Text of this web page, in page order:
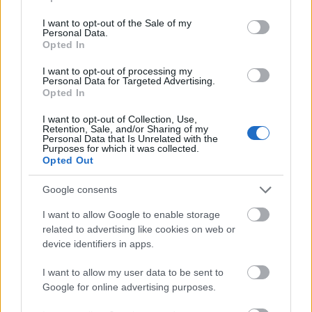
use your data for below specified purposes in below Google
consent section.
I want to opt-out of the Sale of my
Personal Data.
Opted In
I want to opt-out of processing my
Personal Data for Targeted Advertising.
Opted In
I want to opt-out of Collection, Use,
Retention, Sale, and/or Sharing of my
Personal Data that Is Unrelated with the
Purposes for which it was collected.
Opted Out
Google consents
I want to allow Google to enable storage
related to advertising like cookies on web or
device identifiers in apps.
I want to allow my user data to be sent to
Google for online advertising purposes.
L
,
XL
Οδηγός Μεγεθών
Οδηγός Μεγεθών
Μέγεθος Στήθος (cm) Περιφέρεια (cm)
90-94
88-92
92-96 72-76
98-102